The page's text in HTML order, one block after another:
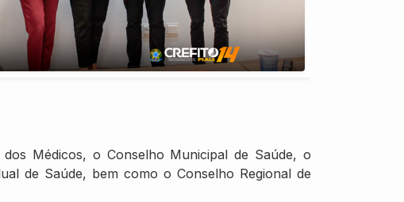
Médicos, o Conselho Municipal de Saúde, o
de Saúde, bem como o Conselho Regional de